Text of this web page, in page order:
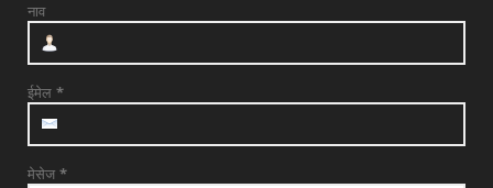
देवळाली प्रवरात उद्या बुधवारी श्री समर्थ बाबुराव
पाटील महारा...
नाव
ईमेल *
मेसेज *